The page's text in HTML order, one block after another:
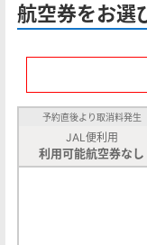
航空券をお選
予約直後より取消料発生
JAL便利用
利用可能航空券なし